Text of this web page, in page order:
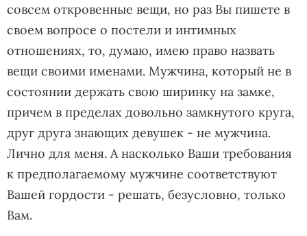
совсем откровенные вещи, но раз Вы пишете в
своем вопросе о постели и интимных
отношениях, то, думаю, имею право назвать
вещи своими именами. Мужчина, который не в
состоянии держать свою ширинку на замке,
причем в пределах довольно замкнутого круга,
друг друга знающих девушек - не мужчина.
Лично для меня. А насколько Ваши требования
к предполагаемому мужчине соответствуют
Вашей гордости - решать, безусловно, только
Вам.